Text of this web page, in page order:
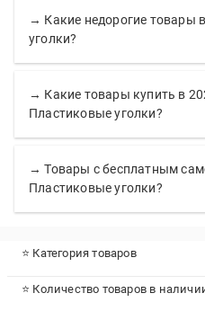
→ Какие недорогие товары
уголки?
→ Какие товары купить в
Пластиковые уголки?
→ Товары с бесплатным
Пластиковые уголки?
⭐ Категория товаров
⭐ Количество товаров в